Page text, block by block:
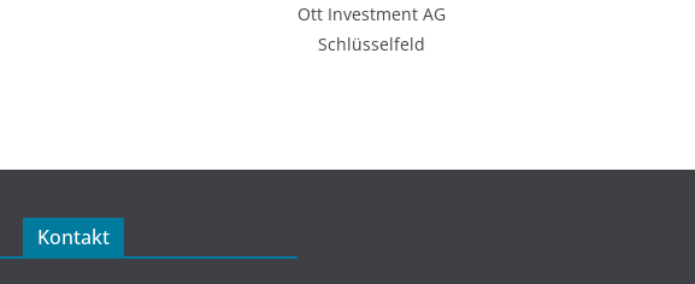
Ott Investment AG
Schlüsselfeld
Kontakt